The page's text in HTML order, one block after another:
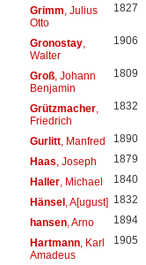
Grimm , Julius
Otto
1827
Gronostay,
Walter
1906
Groß, Johann
Benjamin
1809
Grützmacher,
Friedrich
1832
Gurlitt, Manfred 1890
Haas , Joseph 1879
Haller, Michael 1840
Hänsel, A[ugust] 1832
hansen, Arno 1894
Hartmann, Karl
Amadeus
1905